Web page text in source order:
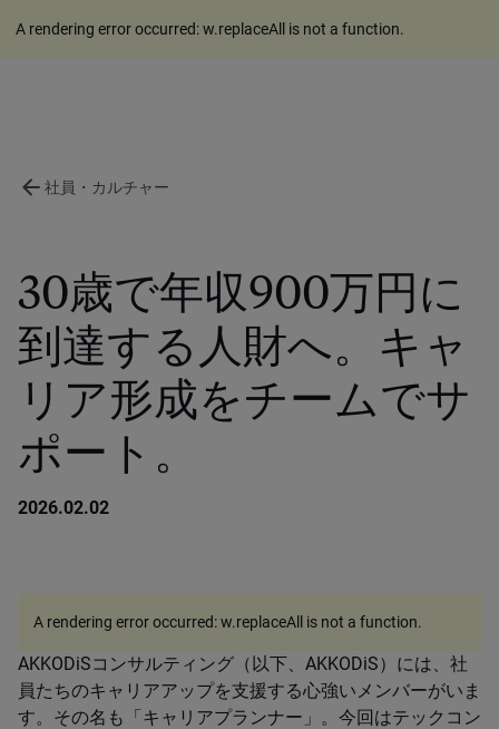
A rendering error occurred:w.replaceAll is not a function.
arrow_back 社員・カルチャー
30歳で年収900万円に
到達する人財へ。キャ
リア形成をチームでサ
ポート。
2026.02.02
AKKODiSコンサルティング（以下、AKKODiS）には、社
員たちのキャリアアップを支援する心強いメンバーがいま
す。その名も「キャリアプランナー」。今回はテックコン
A rendering error occurred:w.replaceAll is not a function.